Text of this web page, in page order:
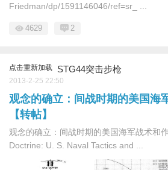
Friedman/dp/1591146046/ref=sr_ ...
4629 2
点击重新加载 STG44突击步枪
2013-2-25 22:50
观念的确立：间战时期的美国海
【转帖】
观念的确立：间战时期的美国海军战术和
Doctrine: U. S. Naval Tactics and ...